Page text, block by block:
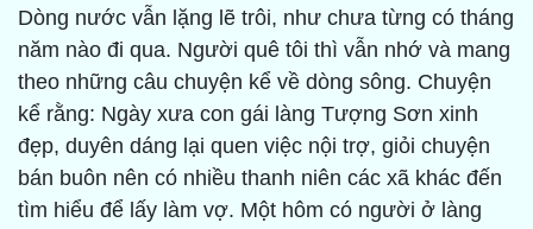
Dòng nước vẫn lặng lẽ trôi, như chưa từng có tháng
năm nào đi qua. Người quê tôi thì vẫn nhớ và mang
theo những câu chuyện kể về dòng sông. Chuyện
kể rằng: Ngày xưa con gái làng Tượng Sơn xinh
đẹp, duyên dáng lại quen việc nội trợ, giỏi chuyện
bán buôn nên có nhiều thanh niên các xã khác đến
tìm hiểu để lấy làm vợ. Một hôm có người ở làng